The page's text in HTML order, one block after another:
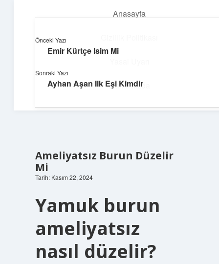
Anasayfa
Hakkımızda
Yumuşak Teknoloji Rehberi
Dijital dünyada huzurlu bir yolculuk!
Ameliyatsız Burun Düzelir
Mi
Tarih: Kasım 22, 2024
Yamuk burun
ameliyatsız
nasıl düzelir?
Önceki Yazı
Emir Kürtçe Isim Mi
Sonraki Yazı
Ayhan Aşan Ilk Eşi Kimdir